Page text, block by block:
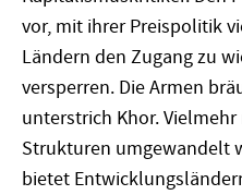
vor, mit ihrer Preispolitik
Ländern den Zugang zu
versperren. Die Armen
unterstrich Khor.
Strukturen umgewandelt
bietet